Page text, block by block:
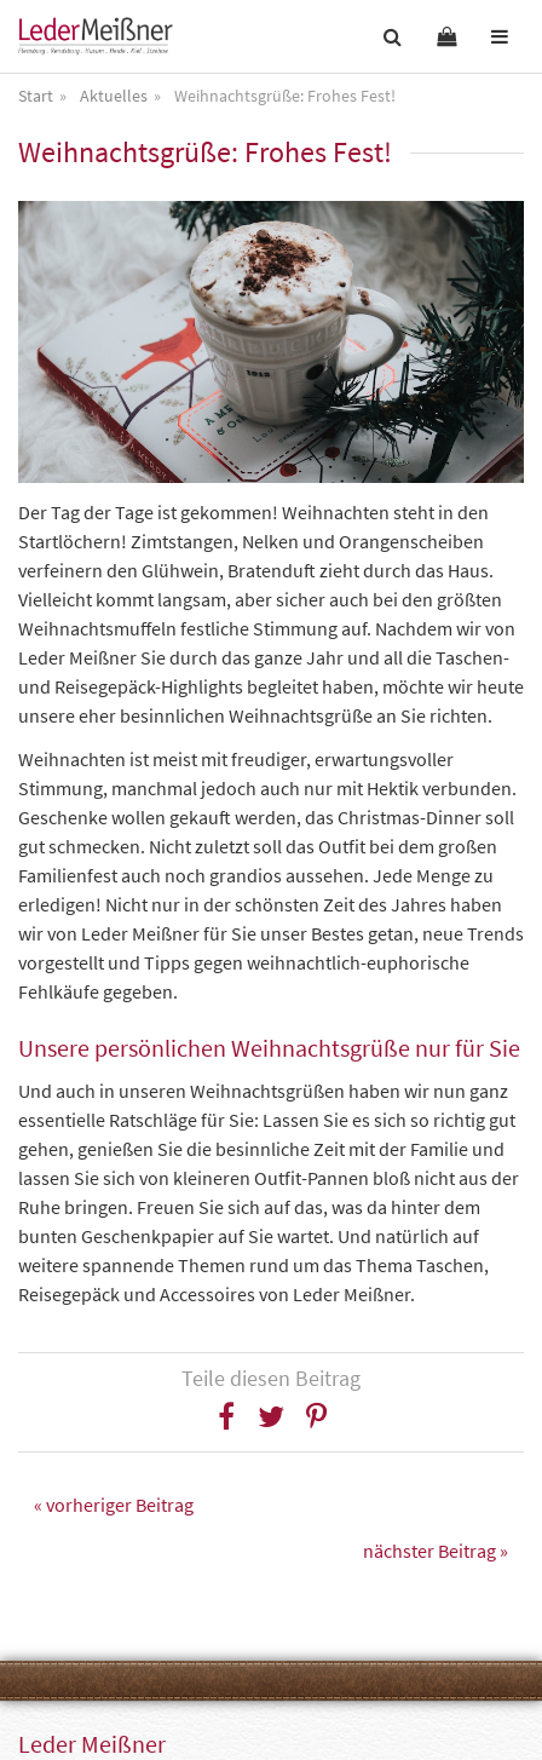
Start Aktuelles Weihnachtsgrüße: Frohes Fest!
Weihnachtsgrüße: Frohes Fest!
Der Tag der Tage ist gekommen! Weihnachten steht in den
Startlöchern! Zimtstangen, Nelken und Orangenscheiben
verfeinern den Glühwein, Bratenduft zieht durch das Haus.
Vielleicht kommt langsam, aber sicher auch bei den größten
Weihnachtsmuffeln festliche Stimmung auf. Nachdem wir von
Leder Meißner Sie durch das ganze Jahr und all die Taschen-
und Reisegepäck-Highlights begleitet haben, möchte wir heute
unsere eher besinnlichen Weihnachtsgrüße an Sie richten.
Weihnachten ist meist mit freudiger, erwartungsvoller
Stimmung, manchmal jedoch auch nur mit Hektik verbunden.
Geschenke wollen gekauft werden, das Christmas-Dinner soll
gut schmecken. Nicht zuletzt soll das Outfit bei dem großen
Familienfest auch noch grandios aussehen. Jede Menge zu
erledigen! Nicht nur in der schönsten Zeit des Jahres haben
wir von Leder Meißner für Sie unser Bestes getan, neue Trends
vorgestellt und Tipps gegen weihnachtlich-euphorische
Fehlkäufe gegeben.
Unsere persönlichen Weihnachtsgrüße nur für Sie
Und auch in unseren Weihnachtsgrüßen haben wir nun ganz
essentielle Ratschläge für Sie: Lassen Sie es sich so richtig gut
gehen, genießen Sie die besinnliche Zeit mit der Familie und
lassen Sie sich von kleineren Outfit-Pannen bloß nicht aus der
Ruhe bringen. Freuen Sie sich auf das, was da hinter dem
bunten Geschenkpapier auf Sie wartet. Und natürlich auf
weitere spannende Themen rund um das Thema Taschen,
Reisegepäck und Accessoires von Leder Meißner.
Teile diesen Beitrag
« vorheriger Beitrag
nächster Beitrag »
Leder Meißner